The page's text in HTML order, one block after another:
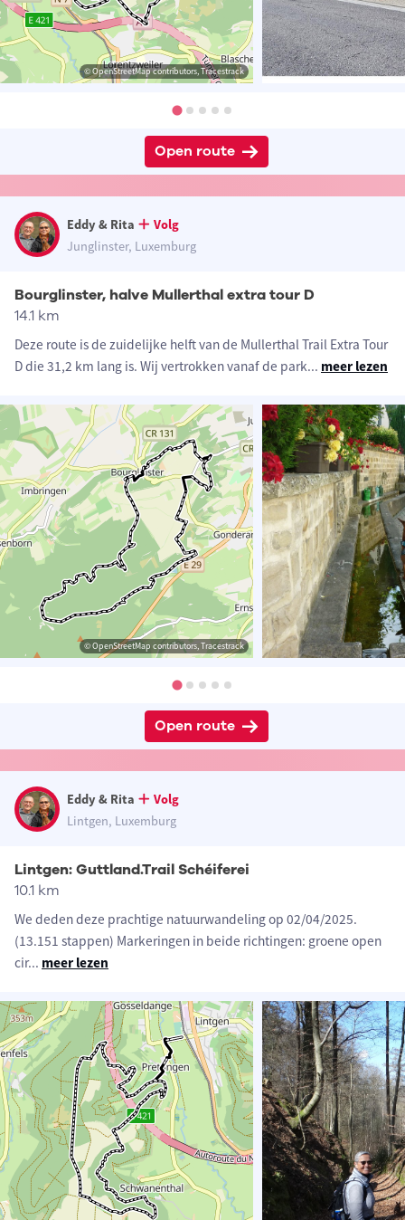
© OpenStreetMap contributors, Tracestrack
Open route
Eddy & Rita
Volg
Junglinster, Luxemburg
Bourglinster, halve Mullerthal extra tour D
14.1 km
Deze route is de zuidelijke helft van de Mullerthal Trail Extra Tour
D die 31,2 km lang is. Wij vertrokken vanaf de park... meer lezen
© OpenStreetMap contributors, Tracestrack
Open route
Eddy & Rita
Volg
Lintgen, Luxemburg
Lintgen: Guttland.Trail Schéiferei
10.1 km
We deden deze prachtige natuurwandeling op 02/04/2025.
(13.151 stappen) Markeringen in beide richtingen: groene open
cir... meer lezen